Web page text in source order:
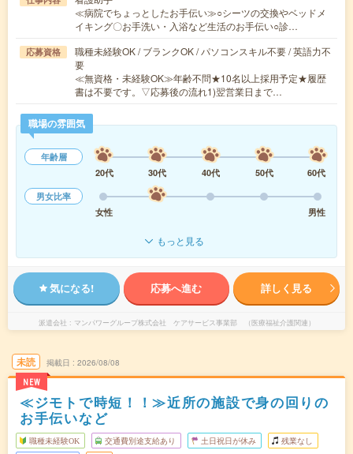
≪病院でちょっとしたお手伝い≫○シーツの交換やベッドメ
イキング〇お手洗い・入浴など生活のお手伝い○診…
応募資格
職種未経験OK / ブランクOK / パソコンスキル不要 / 英語力不
要
≪無資格・未経験OK≫年齢不問★10名以上採用予定★履歴
書は不要です。▽応募後の流れ1)翌営業日まで…
職場の雰囲気
年齢層
20代
30代 40代 50代
60代
男女比率
女性
男性
もっと見る
気になる! 応募へ進む 詳しく見る
派遣会社 マンパワーグループ株式会社 ケアサービス事業部 （医療福祉介護関連）
未読
NEW
掲載日 2026/08/08
≪ジモトで時短！！≫近所の施設で身の回りの
お手伝いなど
職種未経験OK 交通費別途支給あり 土日祝日が休み 残業なし